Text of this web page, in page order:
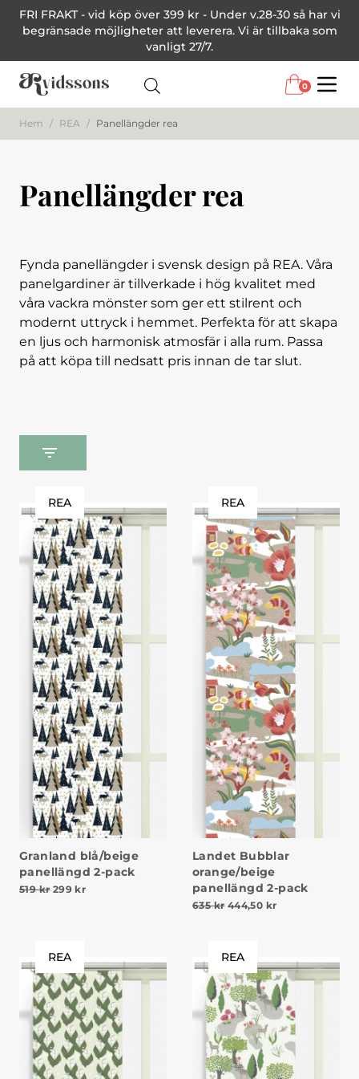
FRI FRAKT - vid köp över 399 kr - Under v.28-30 så har vi
begränsade möjligheter att leverera. Vi är tillbaka som
vanligt 27/7.
0
Hem / REA / Panellängder rea
Panellängder rea
Fynda panellängder i svensk design på REA. Våra
panelgardiner är tillverkade i hög kvalitet med
våra vackra mönster som ger ett stilrent och
modernt uttryck i hemmet. Perfekta för att skapa
en ljus och harmonisk atmosfär i alla rum. Passa
på att köpa till nedsatt pris innan de tar slut.
REA
Granland blå/beige
panellängd 2-pack
519kr Det ursprungliga priset var: 519 kr.
299 krDet nuvarande priset är: 299 kr.
REA
Landet Bubblar
orange/beige
panellängd 2-pack
635kr Det ursprungliga priset
444,50 krDet nuvarande
REA REA